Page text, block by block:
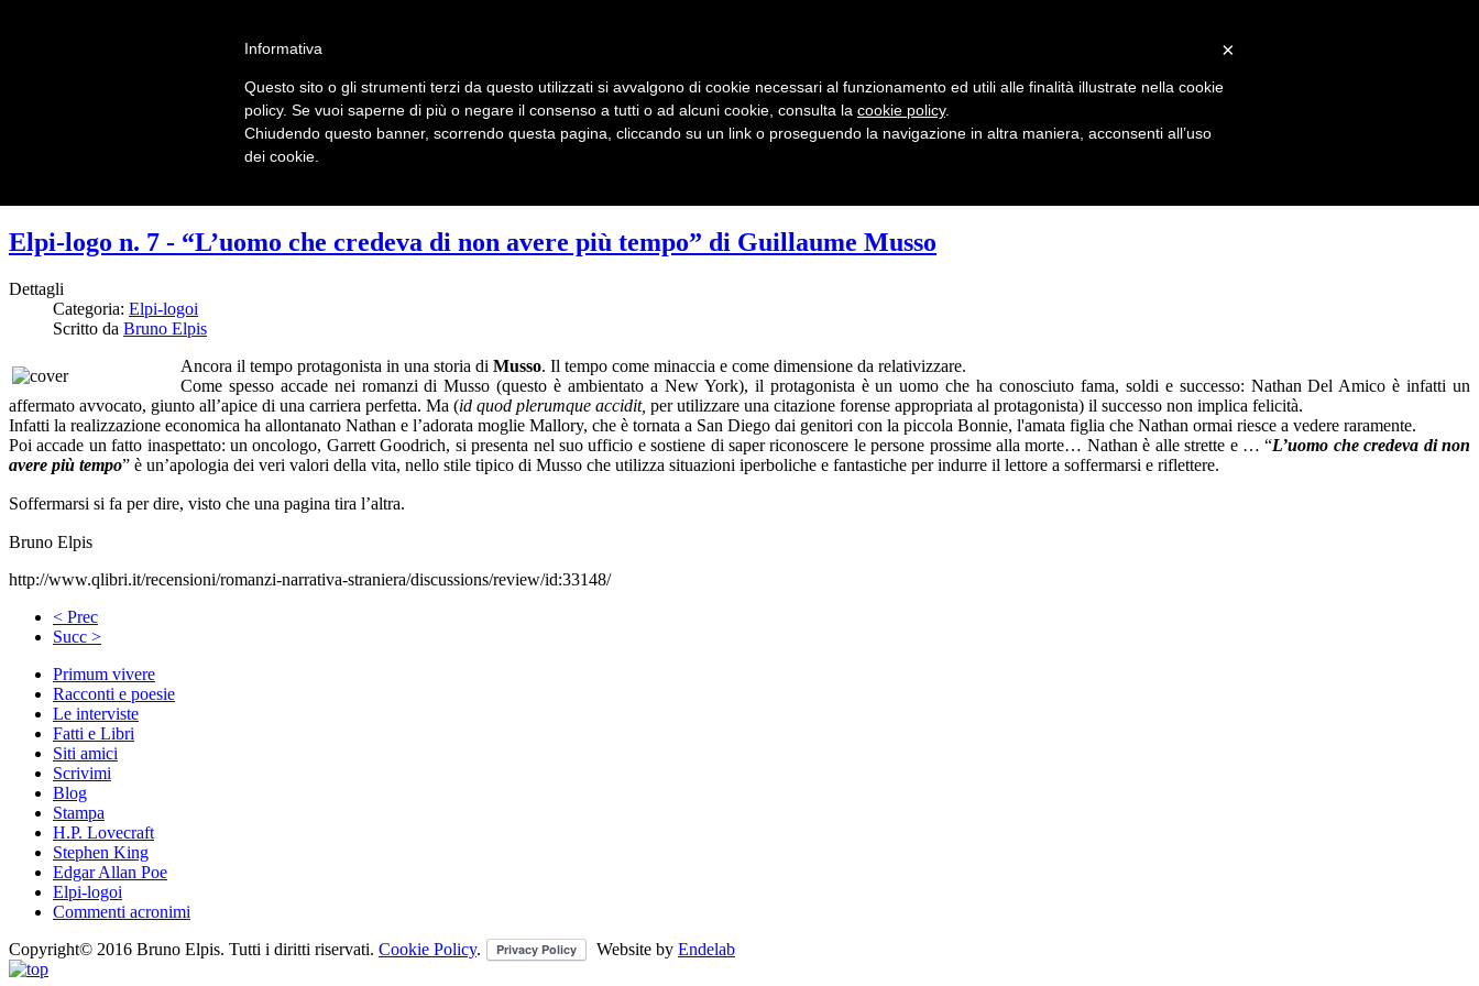
Il mistero dei massi avelli
Elpi-logo n. 7 - “L’uomo che credeva di non avere più tempo” di Guillaume Musso
Dettagli
Categoria: Elpi-logoi
Scritto da Bruno Elpis
Ancora il tempo protagonista in una storia di Musso. Il tempo come minaccia e come dimensione da relativizzare.
Come spesso accade nei romanzi di Musso (questo è ambientato a New York), il protagonista è un uomo che ha conosciuto fama, soldi e successo: Nathan Del Amico è infatti un
affermato avvocato, giunto all’apice di una carriera perfetta. Ma (id quod plerumque accidit, per utilizzare una citazione forense appropriata al protagonista) il successo non implica felicità.
Infatti la realizzazione economica ha allontanato Nathan e l’adorata moglie Mallory, che è tornata a San Diego dai genitori con la piccola Bonnie, l'amata figlia che Nathan ormai riesce a vedere raramente.
Poi accade un fatto inaspettato: un oncologo, Garrett Goodrich, si presenta nel suo ufficio e sostiene di saper riconoscere le persone prossime alla morte… Nathan è alle strette e … “L’uomo che credeva di non
avere più tempo” è un’apologia dei veri valori della vita, nello stile tipico di Musso che utilizza situazioni iperboliche e fantastiche per indurre il lettore a soffermarsi e riflettere.
Soffermarsi si fa per dire, visto che una pagina tira l’altra.
Bruno Elpis
http://www.qlibri.it/recensioni/romanzi-narrativa-straniera/discussions/review/id:33148/
< Prec
Succ >
Primum vivere
Racconti e poesie
Le interviste
Fatti e Libri
Siti amici
Scrivimi
Blog
Stampa
H.P. Lovecraft
Stephen King
Edgar Allan Poe
Elpi-logoi
Commenti acronimi
Copyright© 2016 Bruno Elpis. Tutti i diritti riservati. Cookie Policy. Website by Endelab
×
Informativa
Questo sito o gli strumenti terzi da questo utilizzati si avvalgono di cookie necessari al funzionamento ed utili alle finalità illustrate nella cookie
policy. Se vuoi saperne di più o negare il consenso a tutti o ad alcuni cookie, consulta la cookie policy.
Chiudendo questo banner, scorrendo questa pagina, cliccando su un link o proseguendo la navigazione in altra maniera, acconsenti all’uso
dei cookie.